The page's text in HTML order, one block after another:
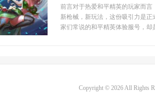
前言对于热爱和平精英的玩家而
新枪械，新玩法，这份吸引力是
家们常说的和平精英体验服号，
Copyright © 2026 All Rights